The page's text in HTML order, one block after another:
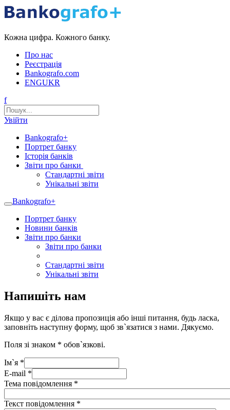
Кожна цифра. Кожного банку.
Про нас
Реєстрація
Bankografo.com
ENGUKR
f
Увійти
Bankografo+
Портрет банку
Історія банків
Звіти про банки
Стандартні звіти
Унікальні звіти
Bankografo+
Портрет банку
Новини банків
Звіти про банки
Звіти про банки
Стандартні звіти
Унікальні звіти
Напишіть нам
Якщо у вас є ділова пропозиція або інші питання, будь ласка,
заповніть наступну форму, щоб зв`язатися з нами. Дякуємо.
Поля зі знаком * обов`язкові.
Ім`я *
E-mail *
Тема повідомлення *
Текст повідомлення *